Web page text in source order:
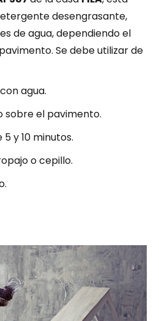
desengrasante,
de agua, dependiendo el
Se debe utilizar de
agua.
el pavimento.
y 10 minutos.
o cepillo.